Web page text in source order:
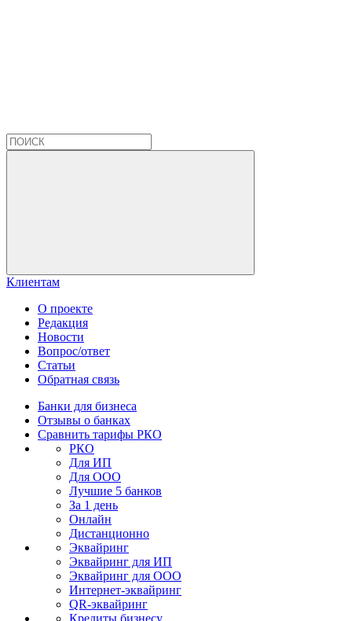
Клиентам
О проекте
Редакция
Новости
Вопрос/ответ
Статьи
Обратная связь
Банки для бизнеса
Отзывы о банках
Сравнить тарифы РКО
РКО
Для ИП
Для ООО
Лучшие 5 банков
За 1 день
Онлайн
Дистанционно
Эквайринг
Эквайринг для ИП
Эквайринг для ООО
Интернет-эквайринг
QR-эквайринг
Кредиты бизнесу